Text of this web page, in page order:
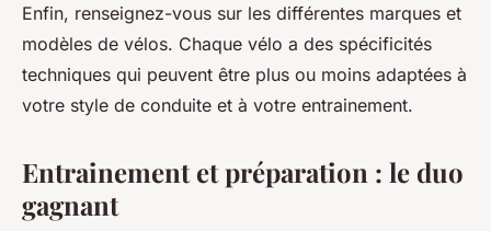
Enfin, renseignez-vous sur les différentes marques et
modèles de vélos. Chaque vélo a des spécificités
techniques qui peuvent être plus ou moins adaptées à
votre style de conduite et à votre entrainement.
Entrainement et préparation : le duo
gagnant